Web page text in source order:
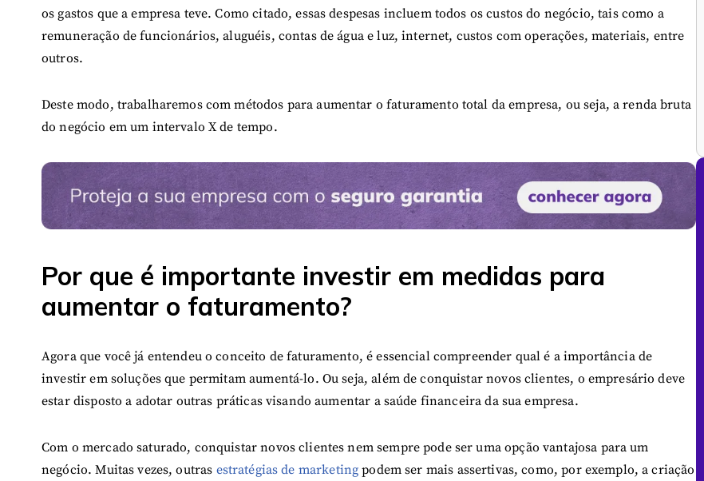
os gastos que a empresa teve. Como citado, essas despesas incluem todos os custos do negócio, tais como a
remuneração de funcionários, aluguéis, contas de água e luz, internet, custos com operações, materiais, entre
outros.
Deste modo, trabalharemos com métodos para aumentar o faturamento total da empresa, ou seja, a renda bruta
do negócio em um intervalo X de tempo.
Por que é importante investir em medidas para
aumentar o faturamento?
Agora que você já entendeu o conceito de faturamento, é essencial compreender qual é a importância de
investir em soluções que permitam aumentá-lo. Ou seja, além de conquistar novos clientes, o empresário deve
estar disposto a adotar outras práticas visando aumentar a saúde financeira da sua empresa.
Com o mercado saturado, conquistar novos clientes nem sempre pode ser uma opção vantajosa para um
negócio. Muitas vezes, outras estratégias de marketing podem ser mais assertivas, como, por exemplo, a criação